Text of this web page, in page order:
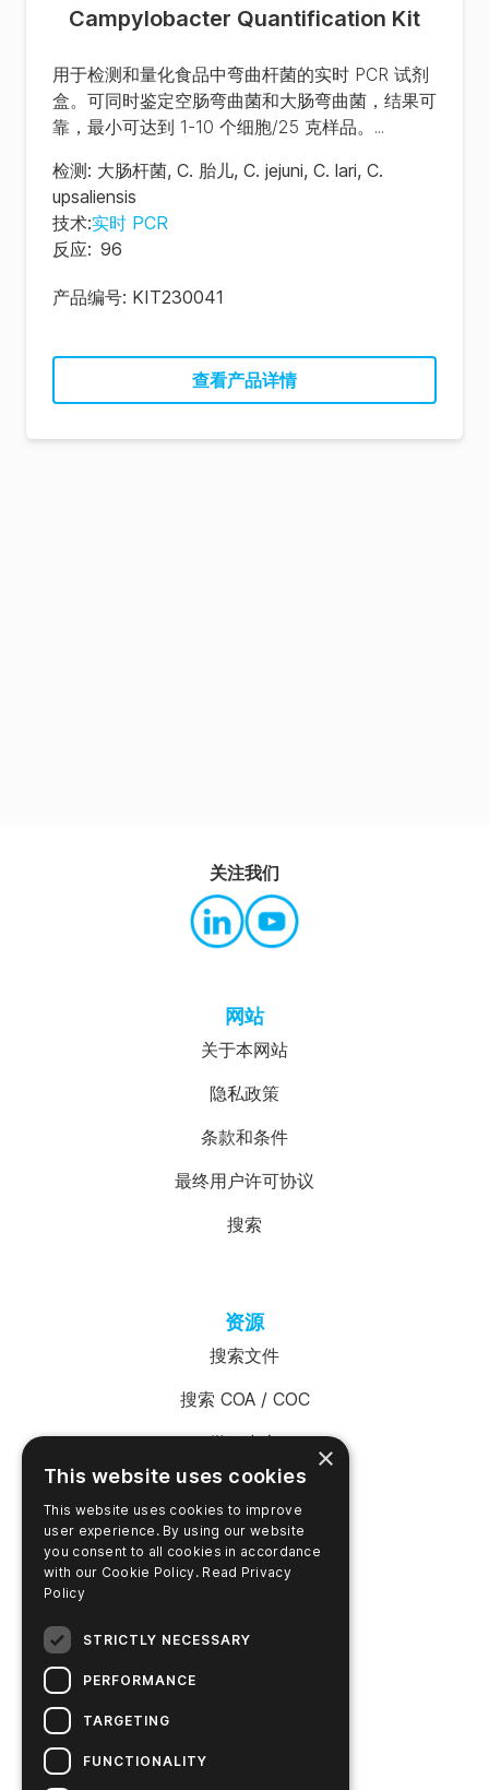
Campylobacter Quantification Kit
用于检测和量化食品中弯曲杆菌的实时 PCR 试剂
盒。可同时鉴定空肠弯曲菌和大肠弯曲菌，结果可
靠，最小可达到 1-10 个细胞/25 克样品。...
检测 : 大肠杆菌, C. 胎儿, C. jejuni, C. lari, C.
upsaliensis
技术:实时 PCR
反应: 96
产品编号: KIT230041
查看产品详情
网站
关于本网站
隐私政策
条款和条件
最终用户许可协议
搜索
资源
搜索文件
搜索 COA / COC
学习中心
视频资料库
在线支付账户
关注我们
×
This website uses cookies
This website uses cookies to improve
user experience. By using our website
you consent to all cookies in accordance
with our Cookie Policy. Read Privacy
Policy
STRICTLY NECESSARY
PERFORMANCE
TARGETING
FUNCTIONALITY